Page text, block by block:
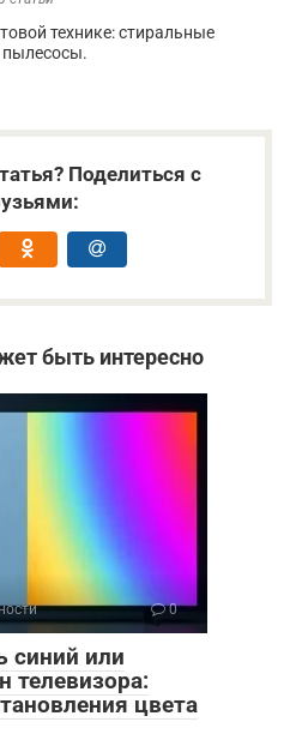
технике: стиральные
Поделиться с
быть интересно
0
синий или
телевизора:
цвета